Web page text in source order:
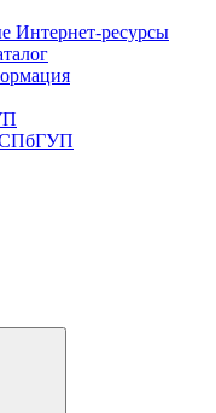
Интернет-ресурсы
СПбГУП